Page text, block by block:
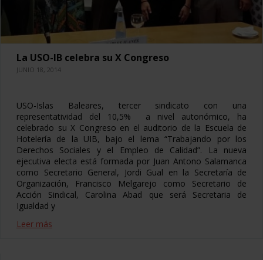
La USO-IB celebra su X Congreso
JUNIO 18, 2014
USO-Islas Baleares, tercer sindicato con una
representatividad del 10,5% a nivel autonómico, ha
celebrado su X Congreso en el auditorio de la Escuela de
Hotelería de la UIB, bajo el lema “Trabajando por los
Derechos Sociales y el Empleo de Calidad”. La nueva
ejecutiva electa está formada por Juan Antono Salamanca
como Secretario General, Jordi Gual en la Secretaría de
Organización, Francisco Melgarejo como Secretario de
Acción Sindical, Carolina Abad que será Secretaria de
Igualdad y
Leer más